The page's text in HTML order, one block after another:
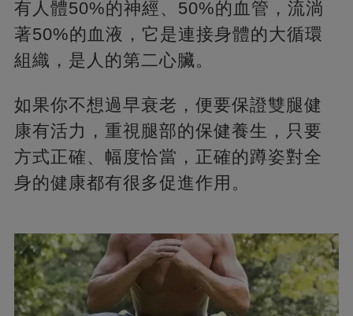
有人體50%的神經、50%的血管，流淌
著50%的血液，它是連接身體的大循環
組織，是人的第二心臟。
如果你不想過早衰老，便要保證雙腿健
康有活力，重視腿部的保健養生，只要
方式正確、幅度恰當，正確的蹲姿對全
身的健康都有很多促進作用。